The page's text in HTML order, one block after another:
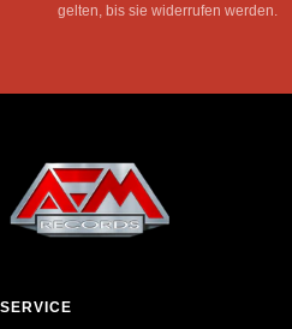
gelten, bis sie widerrufen werden.
SERVICE